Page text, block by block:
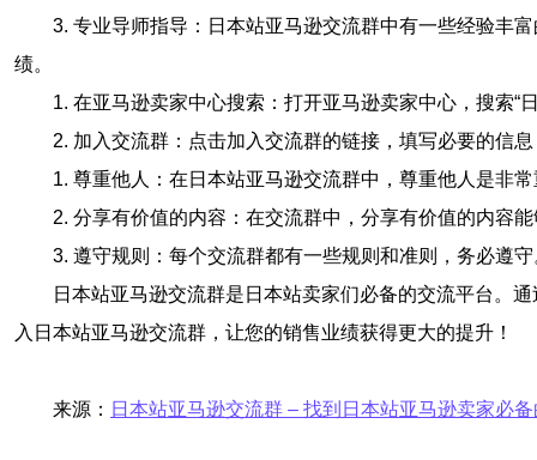
3. 专业导师指导：日本站亚马逊交流群中有一些经验丰
绩。
1. 在亚马逊卖家中心搜索：打开亚马逊卖家中心，搜索“
2. 加入交流群：点击加入交流群的链接，填写必要的信
1. 尊重他人：在日本站亚马逊交流群中，尊重他人是非
2. 分享有价值的内容：在交流群中，分享有价值的内容
3. 遵守规则：每个交流群都有一些规则和准则，务必遵
日本站亚马逊交流群是日本站卖家们必备的交流平台。
入日本站亚马逊交流群，让您的销售业绩获得更大的提升！
来源： 日本站亚马逊交流群 – 找到日本站亚马逊卖家必